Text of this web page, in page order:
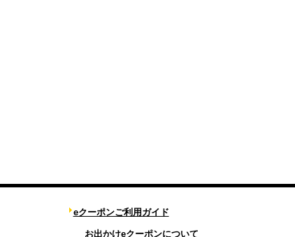
eクーポンご利用ガイド
お出かけeクーポンについて